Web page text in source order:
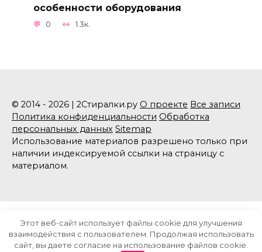
особенности оборудования
0 1.3к.
© 2014 - 2026 | 2Стиралки.ру О проекте Все записи
Политика конфиденциальности Обработка
персональных данных Sitemap
Использование материалов разрешено только при
наличии индексируемой ссылки на страницу с
материалом.
Этот веб-сайт использует файлы cookie для улучшения
взаимодействия с пользователем. Продолжая использовать
сайт, вы даете согласие на использование файлов cookie.